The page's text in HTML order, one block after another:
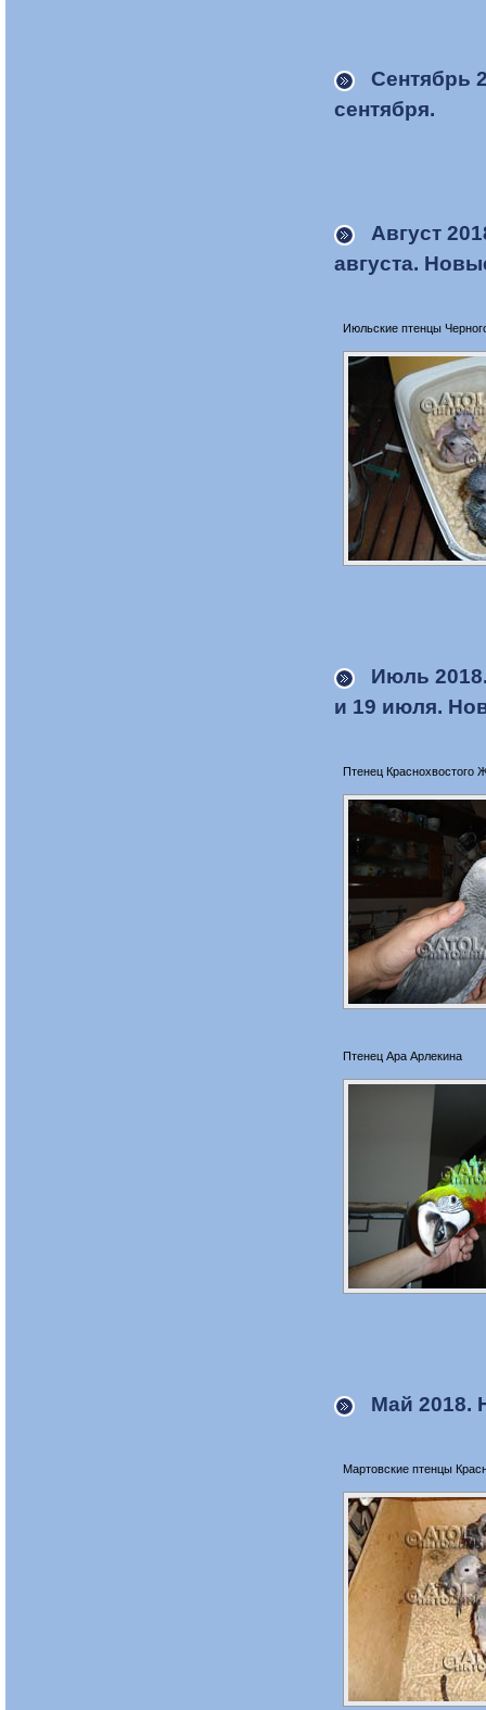
Сентябрь
сентября.
Август
августа.
Июльские птенцы
Июль 2018
и 19 июля.
Птенец Краснохвостого
Птенец Ара Арлекина
Май 2018.
Мартовские птенцы